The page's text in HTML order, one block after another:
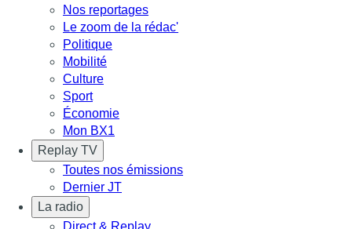
Nos reportages
Le zoom de la rédac'
Politique
Mobilité
Culture
Sport
Économie
Mon BX1
Replay TV
Toutes nos émissions
Dernier JT
La radio
Direct & Replay